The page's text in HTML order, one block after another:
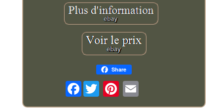
Share
Facebook